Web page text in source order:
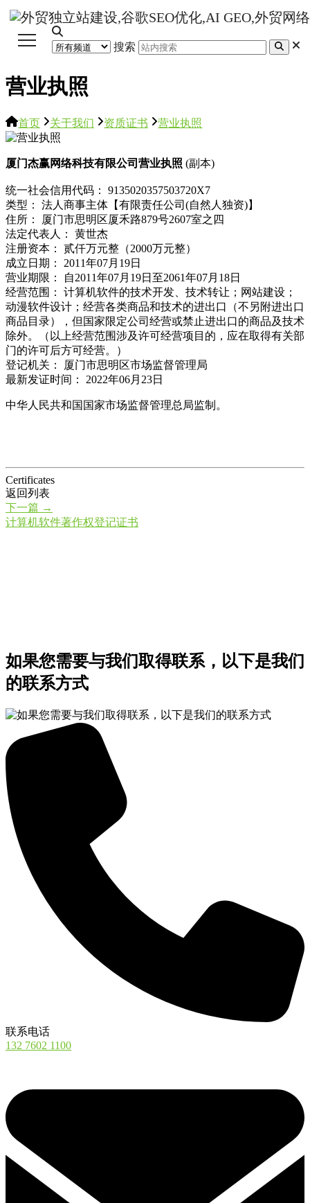
搜索
营业执照
首页 关于我们 资质证书 营业执照
厦门杰赢网络科技有限公司营业执照 (副本)
统一社会信用代码： 9135020357503720X7
类型： 法人商事主体【有限责任公司(自然人独资)】
住所： 厦门市思明区厦禾路879号2607室之四
法定代表人： 黄世杰
注册资本： 贰仟万元整（2000万元整）
成立日期： 2011年07月19日
营业期限： 自2011年07月19日至2061年07月18日
经营范围： 计算机软件的技术开发、技术转让；网站建设；
动漫软件设计；经营各类商品和技术的进出口（不另附进出口
商品目录），但国家限定公司经营或禁止进出口的商品及技术
除外。（以上经营范围涉及许可经营项目的，应在取得有关部
门的许可后方可经营。）
登记机关： 厦门市思明区市场监督管理局
最新发证时间： 2022年06月23日
中华人民共和国国家市场监督管理总局监制。
Certificates
返回列表
下一篇 →
计算机软件著作权登记证书
如果您需要与我们取得联系，以下是我们
的联系方式
联系电话
132 7602 1100